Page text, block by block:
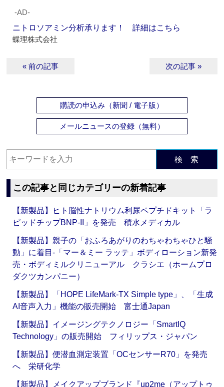
‐AD‐
ニトロソアミン分析承ります！ 詳細はこちら
蝶理株式会社
« 前の記事 次の記事 »
購読の申込み（新聞 / 電子版）
メールニュースの登録（無料）
検 索
この記事と同じカテゴリーの新着記事
【新製品】ヒト脳性ナトリウム利尿ペプチドキット「ラ
ピッドチップBNP-II」を発売 積水メディカル
【新製品】親子の「おふろあがりのわちゃわちゃひと騒
動」に着目‐「マー＆ミー ラッテ」ボディローション新発
売・ボディミルクリニューアル クラシエ（ホームプロ
ダクツカンパニー）
【新製品】「HOPE LifeMark-TX Simple type」、「生成
AI音声入力」機能の販売開始 富士通Japan
【新製品】イメージングテクノロジー「SmartIQ
Technology」の販売開始 フィリップス・ジャパン
【新製品】便潜血測定装置「OCセンサーR70」を発売
へ 栄研化学
【新製品】メイクアップブランド『up2me（アップトゥ